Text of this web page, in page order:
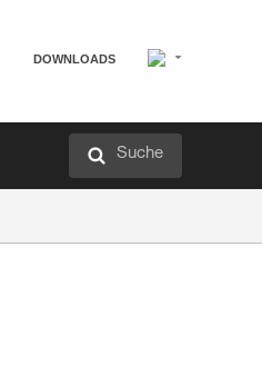
DOWNLOADS
Suche